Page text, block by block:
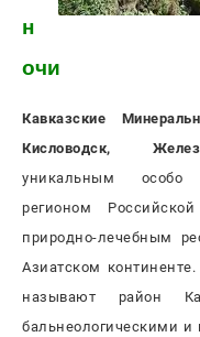
н
очи
Кавказские
Кисловодск,
уникальным особо
регионом
природно-лечебным
Азиатском
называют район
бальнеологическими